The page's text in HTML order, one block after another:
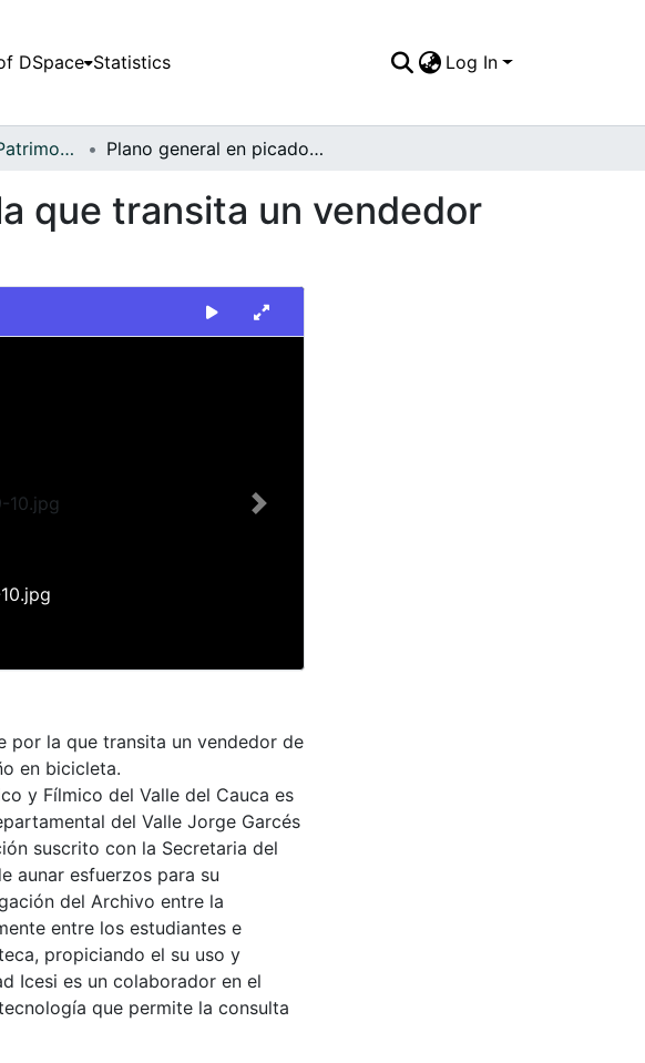
DSpace Statistics Log In
FCCV - Calles - Patrimonial Plano general en picado sobre calle por la que transita un vendedor de mazamorra
que transita un vendedor
Next
por la que transita un vendedor de
en bicicleta.
y Fílmico del Valle del Cauca es
del Valle Jorge Garcés
suscrito con la Secretaria del
aunar esfuerzos para su
del Archivo entre la
entre los estudiantes e
propiciando el su uso y
Icesi es un colaborador en el
que permite la consulta